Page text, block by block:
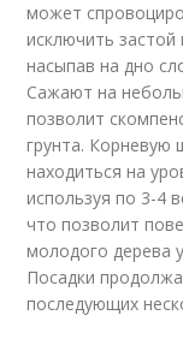
может
исключить
насыпав на дно
Сажают на
позволит
грунта. Корневую
находиться на
используя по 3-4
что позволит
молодого дерева
Посадки
последующих